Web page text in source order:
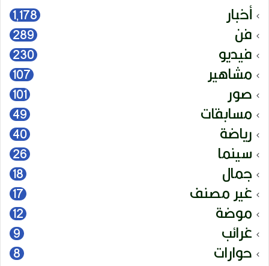
أخبار 1٬178
فن 289
فيديو 230
مشاهير 107
صور 101
مسابقات 49
رياضة 40
سينما 26
جمال 18
غير مصنف 17
موضة 12
غرائب 9
حوارات 8